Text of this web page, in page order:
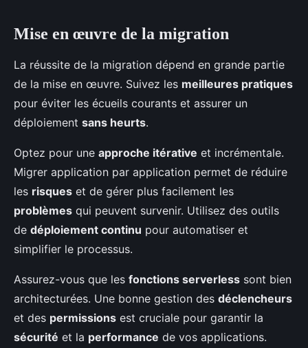
Mise en œuvre de la migration
La réussite de la migration dépend en grande partie
de la mise en œuvre. Suivez les meilleures pratiques
pour éviter les écueils courants et assurer un
déploiement sans heurts.
Optez pour une approche itérative et incrémentale.
Migrer application par application permet de réduire
les risques et de gérer plus facilement les
problèmes qui peuvent survenir. Utilisez des outils
de déploiement continu pour automatiser et
simplifier le processus.
Assurez-vous que les fonctions serverless sont bien
architecturées. Une bonne gestion des déclencheurs
et des permissions est cruciale pour garantir la
sécurité et la performance de vos applications.